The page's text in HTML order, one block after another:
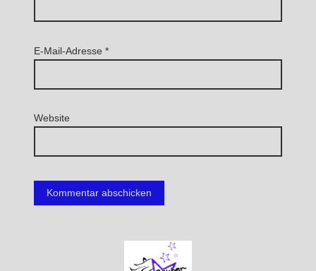
E-Mail-Adresse *
Website